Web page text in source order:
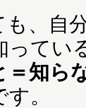
、自
ってい
＝知ら
。